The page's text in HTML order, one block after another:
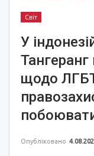
Світ
У
щодо
Опубліковано